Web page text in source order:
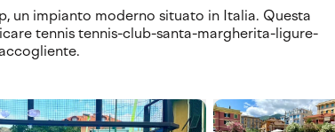
un impianto moderno situato in Italia. Questa
tennis tennis-club-santa-margherita-ligure-